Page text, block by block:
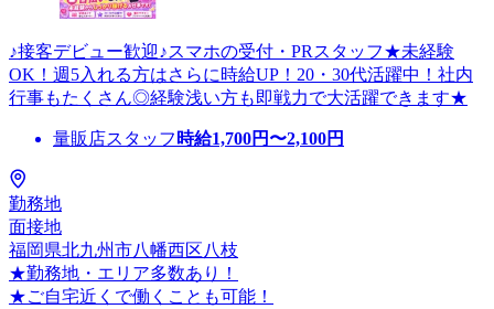
♪接客デビュー歓迎♪スマホの受付・PRスタッフ★未経験
OK！週5入れる方はさらに時給UP！20・30代活躍中！社内
行事もたくさん◎経験浅い方も即戦力で大活躍できます★
量販店スタッフ 時給1,700円〜2,100円
勤務地
面接地
福岡県北九州市八幡西区八枝
★勤務地・エリア多数あり！
★ご自宅近くで働くことも可能！